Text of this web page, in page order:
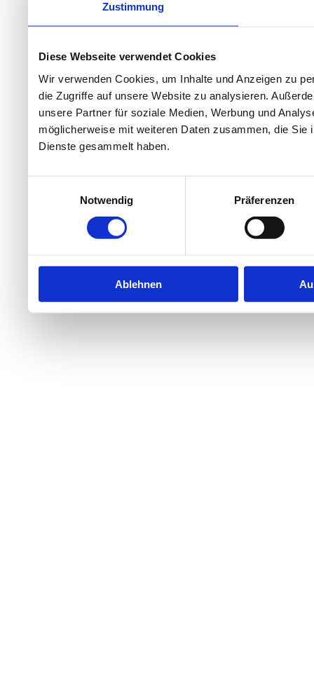
Zustimmung
Diese Webseite verwendet Cookies
Wir verwenden Cookies, um Inhalte und Anzeigen zu
die Zugriffe auf unsere Website zu analysieren.
unsere Partner für soziale Medien, Werbung und
möglicherweise mit weiteren Daten zusammen, die
Dienste gesammelt haben.
Notwendig
Präferenzen
Ablehnen